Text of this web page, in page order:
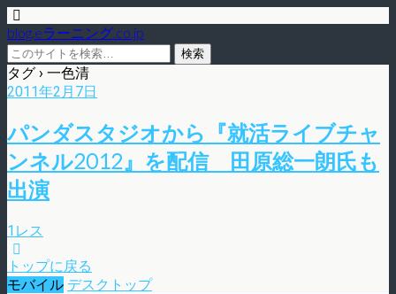
blog.eラーニング.co.jp
タグ › 一色清
2011年2月7日
パンダスタジオから『就活ライブチャ
ンネル2012』を配信 田原総一朗氏も
出演
1レス
トップに戻る
モバイル デスクトップ